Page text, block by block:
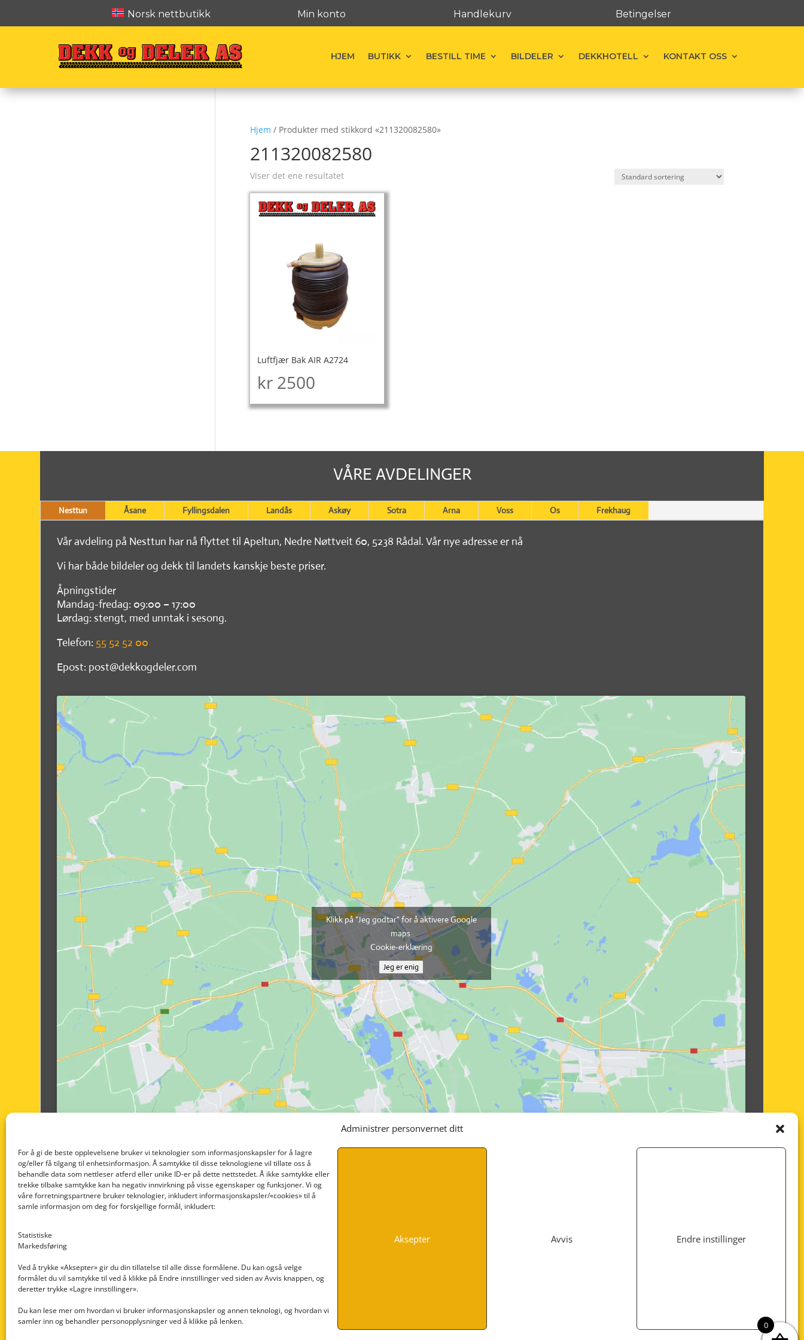
Administrer personvernet ditt
For å gi de beste opplevelsene bruker vi teknologier som informasjonskapsler for å lagre
og/eller få tilgang til enhetsinformasjon. Å samtykke til disse teknologiene vil tillate oss å
behandle data som nettleser atferd eller unike ID-er på dette nettstedet. Å ikke samtykke eller
trekke tilbake samtykke kan ha negativ innvirkning på visse egenskaper og funksjoner. Vi og
våre forretningspartnere bruker teknologier, inkludert informasjonskapsler/«cookies» til å
samle informasjon om deg for forskjellige formål, inkludert:
Statistiske
Markedsføring
Ved å trykke «Aksepter» gir du din tillatelse til alle disse formålene. Du kan også velge
formålet du vil samtykke til ved å klikke på Endre innstillinger ved siden av Avvis knappen, og
deretter trykke «Lagre innstillinger».
Du kan lese mer om hvordan vi bruker informasjonskapsler og annen teknologi, og hvordan vi
samler inn og behandler personopplysninger ved å klikke på lenken.
Aksepter Avvis Endre instillinger
Norsk nettbutikk Min konto Handlekurv Betingelser
HJEM BUTIKK BESTILL TIME BILDELER DEKKHOTELL KONTAKT OSS
Hjem / Produkter med stikkord «211320082580»
211320082580
Viser det ene resultatet
Luftfjær Bak AIR A2724
kr2500
VÅRE AVDELINGER
Nesttun Åsane Fyllingsdalen Landås Askøy Sotra Arna Voss Os Frekhaug
Vår avdeling på Nesttun har nå flyttet til Apeltun, Nedre Nøttveit 60, 5238 Rådal. Vår nye adresse er nå
Vi har både bildeler og dekk til landets kanskje beste priser.
Åpningstider
Mandag-fredag: 09:00 – 17:00
Lørdag: stengt, med unntak i sesong.
Telefon: 55 52 52 00
Epost: post@dekkogdeler.com
Klikk på "Jeg godtar" for å aktivere Google
maps
Cookie-erklæring
Jeg er enig
Nedre Nøttveit 60, 5238 Rådal
Email: post@dekkogdeler.com
Org. nr: 996430022
INFORMASJON
0